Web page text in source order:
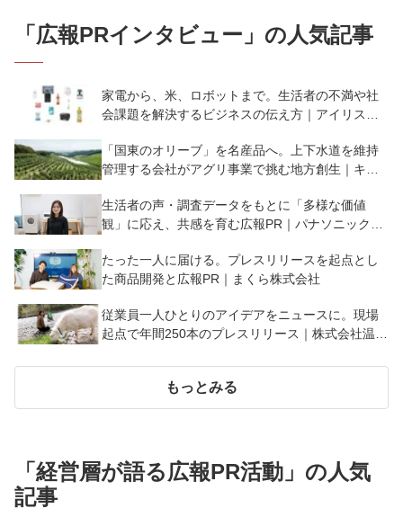
「 広報PRインタビュー 」の人気記事
家電から、米、ロボットまで。生活者の不満や社
会課題を解決するビジネスの伝え方｜アイリスオ
「国東のオリーブ」を名産品へ。上下水道を維持
管理する会社がアグリ事業で挑む地方創生｜キュ
生活者の声・調査データをもとに「多様な価値
観」に応え、共感を育む広報PR｜パナソニック株
たった一人に届ける。プレスリリースを起点とし
た商品開発と広報PR｜まくら株式会社
従業員一人ひとりのアイデアをニュースに。現場
起点で年間250本のプレスリリース｜株式会社温泉
もっとみる
「 経営層が語る広報PR活動 」の人気
記事